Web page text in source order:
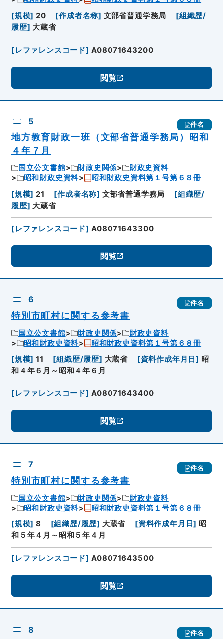
[規模] 20 [作成者名称] 文部省普通学務局 [組織歴/
履歴] 大蔵省
[レファレンスコード] A08071643200
閲覧
5 件名
地方教育財政一班（文部省普通学務局）昭和
４年７月
国立公文書館 財政史関係
財政史資料
昭和財政史資料
昭和財政史資料第１号第６８冊
[規模] 21 [作成者名称] 文部省普通学務局 [組織歴/
履歴] 大蔵省
[レファレンスコード] A08071643300
閲覧
6 件名
特別市町村に関する参考書
国立公文書館 財政史関係
財政史資料
昭和財政史資料
昭和財政史資料第１号第６８冊
[規模] 11 [組織歴/履歴] 大蔵省 [資料作成年月日] 昭
和４年６月～昭和４年６月
[レファレンスコード] A08071643400
閲覧
7 件名
特別市町村に関する参考書
国立公文書館 財政史関係
財政史資料
昭和財政史資料
昭和財政史資料第１号第６８冊
[規模] 8 [組織歴/履歴] 大蔵省 [資料作成年月日] 昭
和５年４月～昭和５年４月
[レファレンスコード] A08071643500
閲覧
8 件名